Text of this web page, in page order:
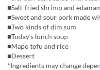
■Salt-fried shrimp and
■Sweet and sour pork made
■Two kinds of dim sum
■Today's lunch soup
■Mapo tofu and rice
■Dessert
*Ingredients may change